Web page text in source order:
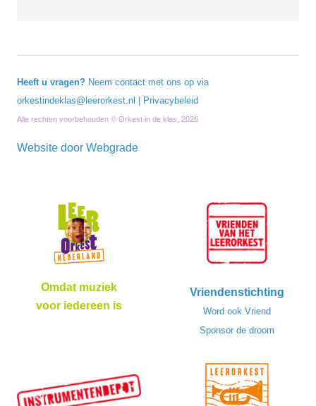
Omdat muziek
voor iedereen is
Vriendenstichting
Word ook Vriend
Sponsor de droom
Heeft u vragen? Neem contact met ons op via
orkestindeklas@leerorkest.nl
Privacybeleid
Alle rechten voorbehouden © Orkest in de klas, 2026
Website door Webgrade